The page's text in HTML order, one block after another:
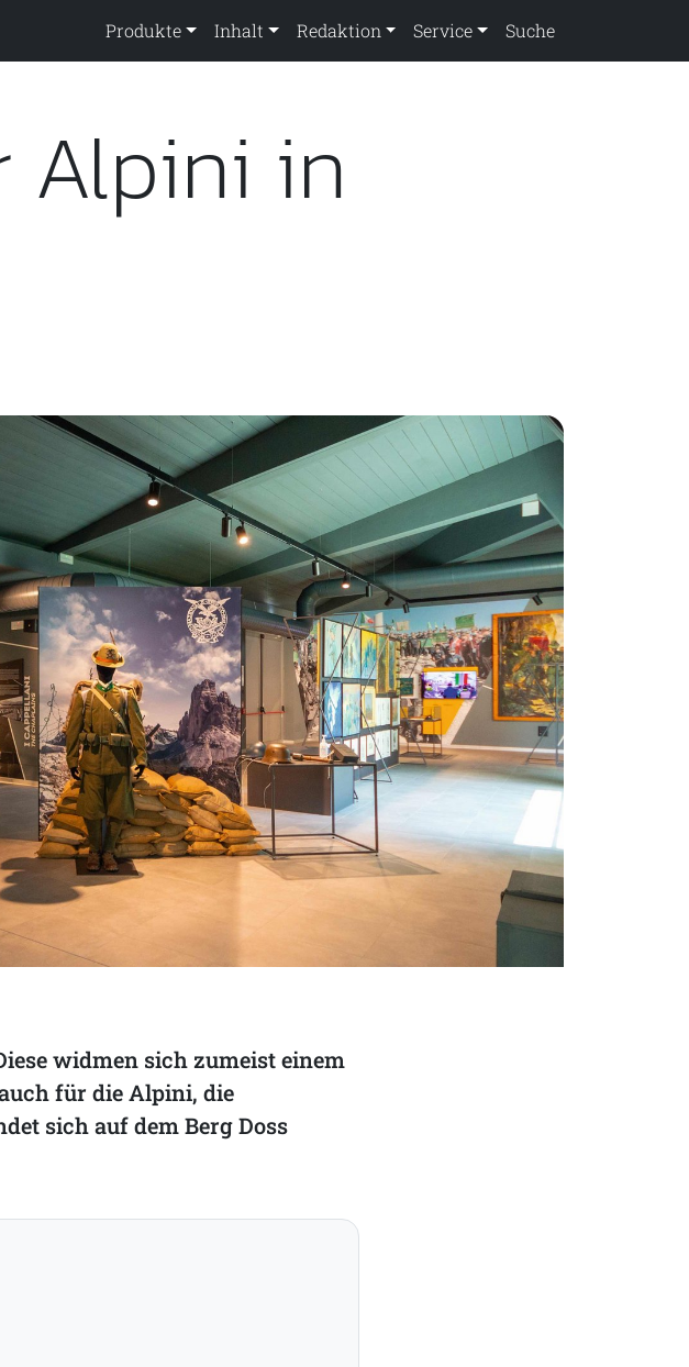
Produkte Inhalt Redaktion Service Suche
Alpini in
widmen sich zumeist einem
für die Alpini, die
sich auf dem Berg Doss